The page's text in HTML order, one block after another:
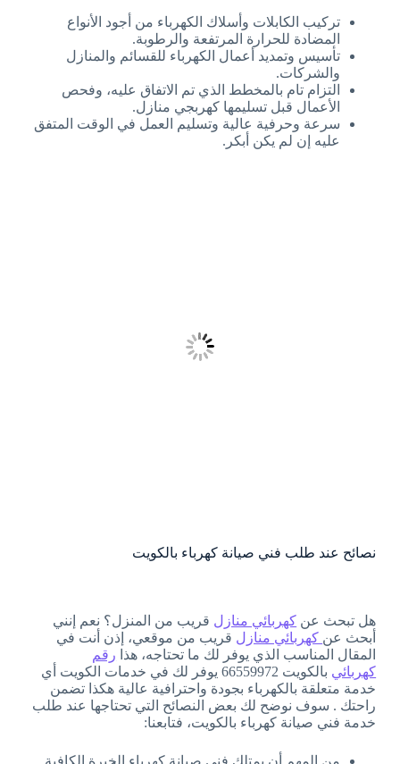
تركيب الكابلات وأسلاك الكهرباء من أجود الأنواع
المضادة للحرارة المرتفعة والرطوبة.
تأسيس وتمديد أعمال الكهرباء للقسائم والمنازل
والشركات.
التزام تام بالمخطط الذي تم الاتفاق عليه، وفحص
الأعمال قبل تسليمها كهربجي منازل.
سرعة وحرفية عالية وتسليم العمل في الوقت المتفق
عليه إن لم يكن أبكر.
نصائح عند طلب فني صيانة كهرباء بالكويت
هل تبحث عن كهربائي منازل قريب من المنزل؟ نعم إنني
أبحث عن كهربائي منازل قريب من موقعي، إذن أنت في
المقال المناسب الذي يوفر لك ما تحتاجه، هذا رقم
كهربائي
بالكويت 66559972 يوفر لك في خدمات الكويت أي
خدمة متعلقة بالكهرباء بجودة واحترافية عالية هكذا تضمن
راحتك . سوف نوضح لك بعض النصائح التي تحتاجها عند طلب
خدمة فني صيانة كهرباء بالكويت، فتابعنا:
من المهم أن يمتلك فني صيانة كهرباء الخبرة الكافية